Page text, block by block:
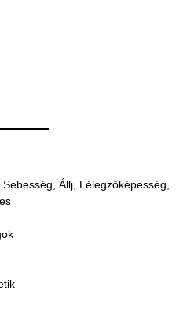
Állj, Lélegzőképesség,